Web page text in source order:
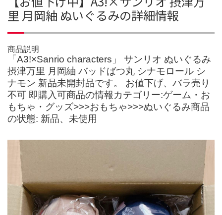
里 月岡紬 ぬいぐるみの詳細情報
商品説明
「A3!×Sanrio characters」 サンリオ ぬいぐるみ
摂津万里 月岡紬 バッドばつ丸 シナモロール シ
ナモン 新品未開封品です。 お値下げ、バラ売り
不可 即購入可商品の情報カテゴリー:ゲーム・お
もちゃ・グッズ>>>おもちゃ>>>ぬいぐるみ商品
の状態: 新品、未使用